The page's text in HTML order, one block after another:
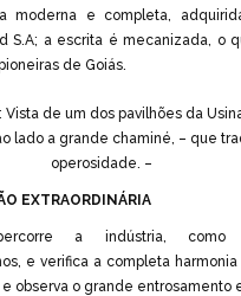
moderna e completa,
S.A; a escrita é mecanizada, o
de Goiás.
Vista de um dos pavilhões da
lado a grande chaminé, – que
operosidade. –
EXTRAORDINÁRIA
a indústria, como
e verifica a completa harmonia
observa o grande entrosamento